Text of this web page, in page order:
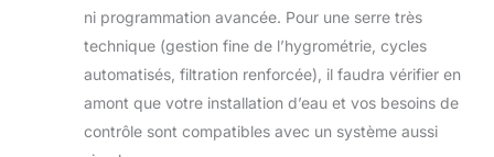
ni programmation avancée. Pour une serre très
technique (gestion fine de l’hygrométrie, cycles
automatisés, filtration renforcée), il faudra vérifier en
amont que votre installation d’eau et vos besoins de
contrôle sont compatibles avec un système aussi